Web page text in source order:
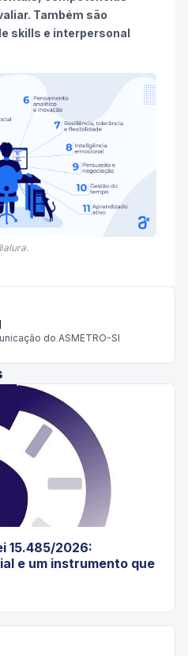
Também são
skills e interpersonal
do ASMETRO-SI
15.485/2026:
e um instrumento que